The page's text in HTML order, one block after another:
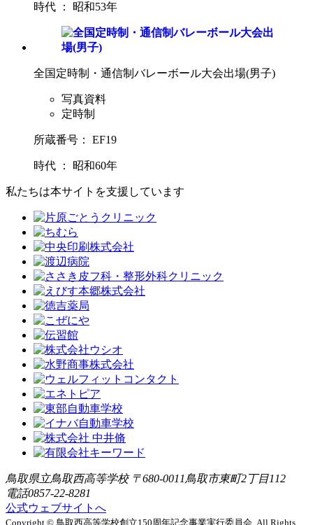
時代 ： 昭和53年
全国定時制・通信制バレーボール大会出場(男子)
写真資料
定時制
所蔵番号： EF19
時代 ： 昭和60年
私たちは本サイトを支援しています
鳥取県立鳥取西高等学校 〒680-0011鳥取市東町2丁目112
電話0857-22-8281
公式ウェブサイトへ
Copyright © 鳥取西高等学校創立150周年記念事業実行委員会. All Rights